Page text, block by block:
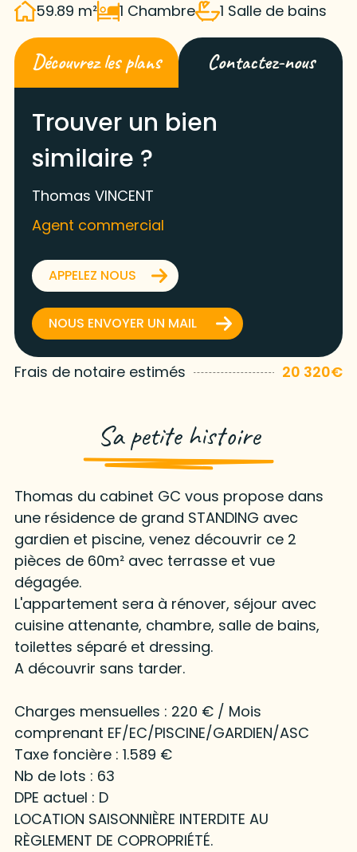
59.89 m²
1 Chambre 1 Salle de bains
Découvrez les plans Contactez-nous
Trouver un bien
similaire ?
Thomas VINCENT
Agent commercial
APPELEZ NOUS
NOUS ENVOYER UN MAIL
Frais de notaire estimés 20 320€
Sa petite histoire
Thomas du cabinet GC vous propose dans
une résidence de grand STANDING avec
gardien et piscine, venez découvrir ce 2
pièces de 60m² avec terrasse et vue
dégagée.
L'appartement sera à rénover, séjour avec
cuisine attenante, chambre, salle de bains,
toilettes séparé et dressing.
A découvrir sans tarder.
Charges mensuelles : 220 € / Mois
comprenant EF/EC/PISCINE/GARDIEN/ASC
Taxe foncière : 1.589 €
Nb de lots : 63
DPE actuel : D
LOCATION SAISONNIÈRE INTERDITE AU
RÈGLEMENT DE COPROPRIÉTÉ.